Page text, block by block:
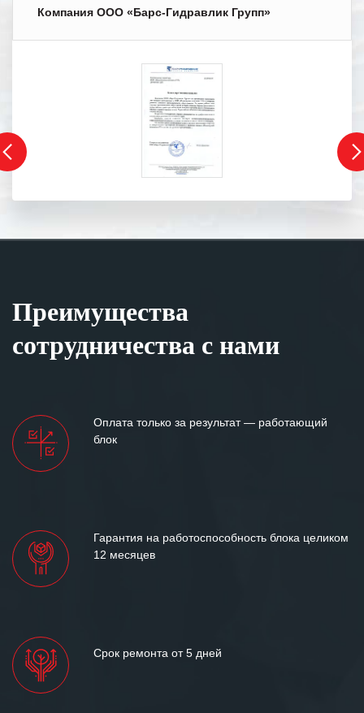
Компания ООО «Барс-Гидравлик Групп»
Преимущества
сотрудничества с нами
Оплата только за результат — работающий
блок
Гарантия на работоспособность блока целиком
12 месяцев
Срок ремонта от 5 дней